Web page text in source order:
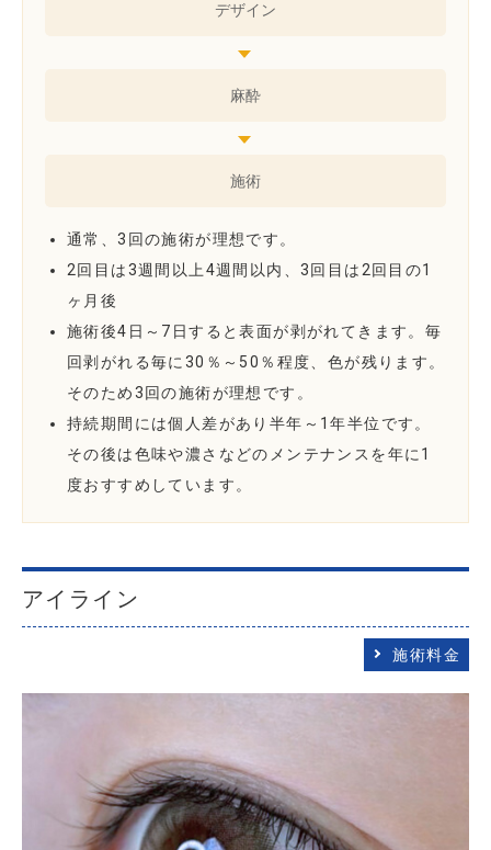
デザイン
麻酔
施術
通常、3回の施術が理想です。
2回目は3週間以上4週間以内、3回目は2回目の1
ヶ月後
施術後4日～7日すると表面が剥がれてきます。毎
回剥がれる毎に30％～50％程度、色が残ります。
そのため3回の施術が理想です。
持続期間には個人差があり半年～1年半位です。
その後は色味や濃さなどのメンテナンスを年に1
度おすすめしています。
アイライン
施術料金